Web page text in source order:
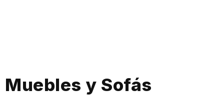
Muebles y Sofás